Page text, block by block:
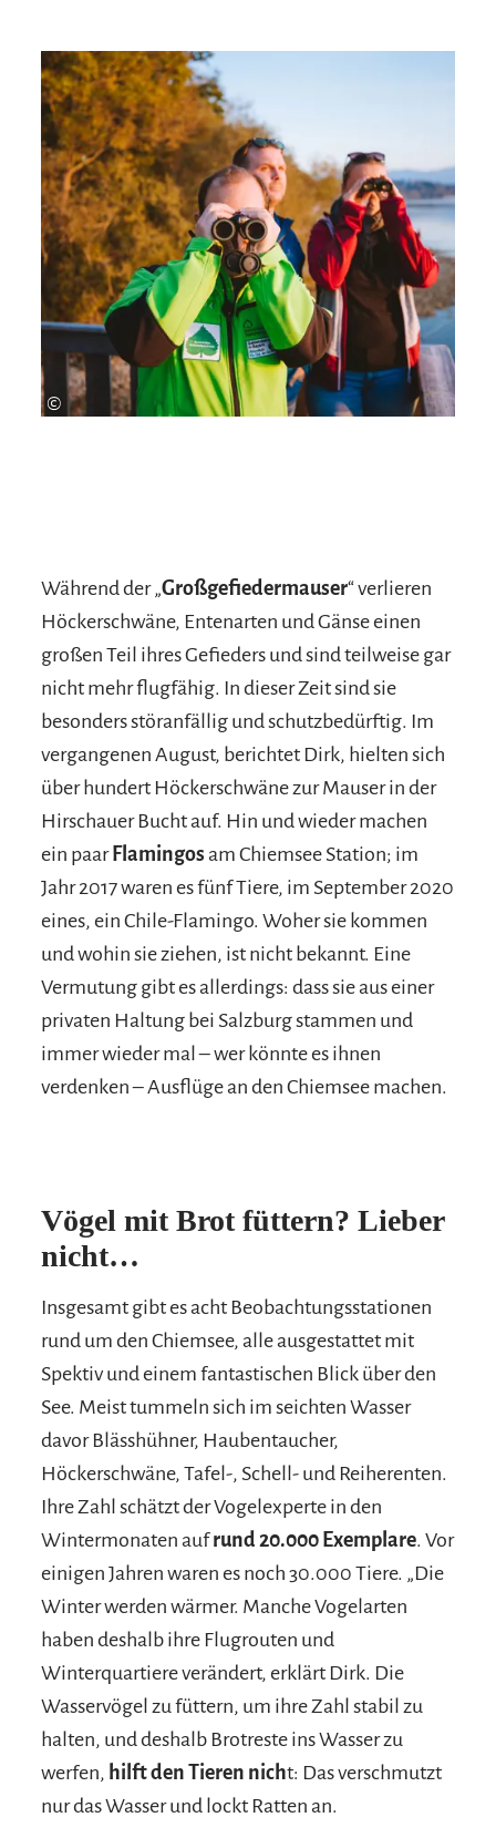
©
Während der „Großgefiedermauser“ verlieren
Höckerschwäne, Entenarten und Gänse einen
großen Teil ihres Gefieders und sind teilweise gar
nicht mehr flugfähig. In dieser Zeit sind sie
besonders störanfällig und schutzbedürftig. Im
vergangenen August, berichtet Dirk, hielten sich
über hundert Höckerschwäne zur Mauser in der
Hirschauer Bucht auf. Hin und wieder machen
ein paarFlamingos am Chiemsee Station; im
Jahr 2017 waren es fünf Tiere, im September 2020
eines, ein Chile-Flamingo. Woher sie kommen
und wohin sie ziehen, ist nicht bekannt. Eine
Vermutung gibt es allerdings: dass sie aus einer
privaten Haltung bei Salzburg stammen und
immer wieder mal – wer könnte es ihnen
verdenken – Ausflüge an den Chiemsee machen.
Vögel mit Brot füttern? Lieber
nicht…
Insgesamt gibt es acht Beobachtungsstationen
rund um den Chiemsee, alle ausgestattet mit
Spektiv und einem fantastischen Blick über den
See. Meist tummeln sich im seichten Wasser
davor Blässhühner, Haubentaucher,
Höckerschwäne, Tafel-, Schell- und Reiherenten.
Ihre Zahl schätzt der Vogelexperte in den
Wintermonaten aufrund 20.000 Exemplare. Vor
einigen Jahren waren es noch 30.000 Tiere. „Die
Winter werden wärmer. Manche Vogelarten
haben deshalb ihre Flugrouten und
Winterquartiere verändert, erklärt Dirk. Die
Wasservögel zu füttern, um ihre Zahl stabil zu
halten, und deshalb Brotreste ins Wasser zu
werfen, hilft den Tieren nicht: Das verschmutzt
nur das Wasser und lockt Ratten an.